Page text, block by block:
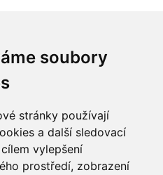
soubory
stránky používají
a další sledovací
vylepšení
prostředí, zobrazení